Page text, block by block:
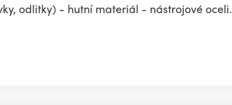
odlitky) - hutní materiál - nástrojové oceli.